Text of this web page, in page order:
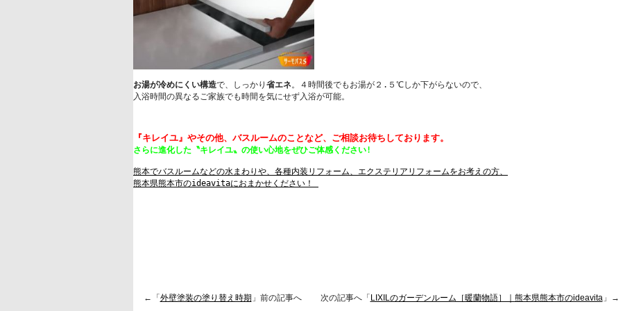
お湯が冷めにくい構造で、しっかり 省エネ。
４時間後でもお湯が２.５℃しか下がらないので、
入浴時間の異なるご家族でも時間を気にせず入浴が可能。
さらに進化した〝キレイユ〟の使い心地をぜひご体感ください!
熊本県熊本市のideavitaにおまかせください！
←「 外壁塗装の塗り替え時期 」前の記事へ 次の記事へ「 LIXILのガーデンルーム［暖蘭物語］｜熊本県熊本市のideavita」→